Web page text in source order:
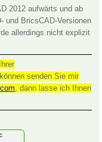
2012 aufwärts und ab
und BricsCAD-Versionen
allerdings nicht explizit
senden Sie mir
, dann lasse ich Ihnen